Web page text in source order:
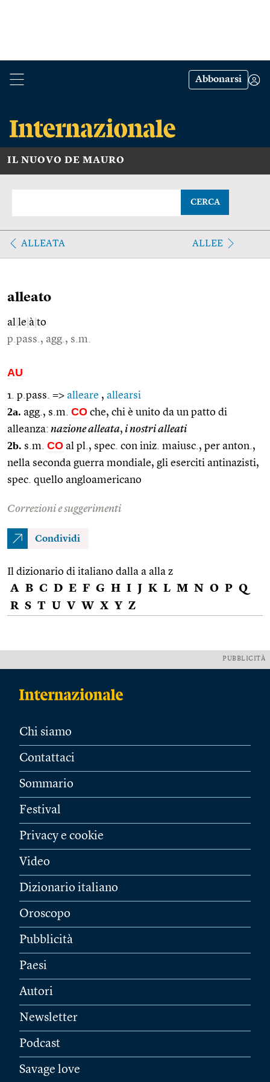
Abbonarsi
IL NUOVO DE MAURO
CERCA
ALLEATA ALLEE
alleato
al le à to
p.pass., agg., s.m.
AU
1. p.pass. => alleare , allearsi
2a. agg., s.m. CO che, chi è unito da un patto di
alleanza: nazione alleata, i nostri alleati
2b. s.m. CO al pl., spec. con iniz. maiusc., per anton.,
nella seconda guerra mondiale, gli eserciti antinazisti,
spec. quello angloamericano
Correzioni e suggerimenti
Condividi
Il dizionario di italiano dalla a alla z
A B C D E F G H I J K L M N O P Q
R S T U V W X Y Z
PUBBLICITÀ
Chi siamo
Contattaci
Sommario
Festival
Privacy e cookie
Video
Dizionario italiano
Oroscopo
Pubblicità
Paesi
Autori
Newsletter
Podcast
Savage love